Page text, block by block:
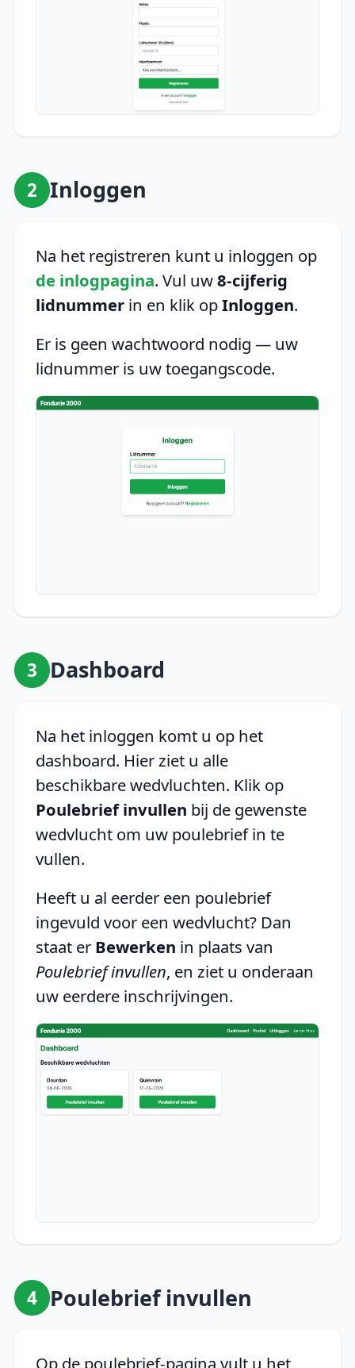
2 Inloggen
Na het registreren kunt u inloggen op
de inlogpagina. Vul uw8-cijferig
lidnummer in en klik opInloggen.
Er is geen wachtwoord nodig — uw
lidnummer is uw toegangscode.
3 Dashboard
Na het inloggen komt u op het
dashboard. Hier ziet u alle
beschikbare wedvluchten. Klik op
Poulebrief invullen bij de gewenste
wedvlucht om uw poulebrief in te
vullen.
Heeft u al eerder een poulebrief
ingevuld voor een wedvlucht? Dan
staat er Bewerken in plaats van
Poulebrief invullen, en ziet u onderaan
uw eerdere inschrijvingen.
4 Poulebrief invullen
Op de poulebrief-pagina vult u het